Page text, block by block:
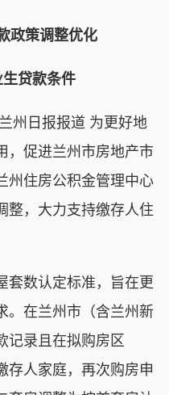
政策调整优化
贷款条件
州日报报道 为更好地
，促进兰州市房地产市
州住房公积金管理中心
整，大力支持缴存人住
数认定标准，旨在更
。在兰州市（含兰州新
记录且在拟购房区
存人家庭，再次购房申